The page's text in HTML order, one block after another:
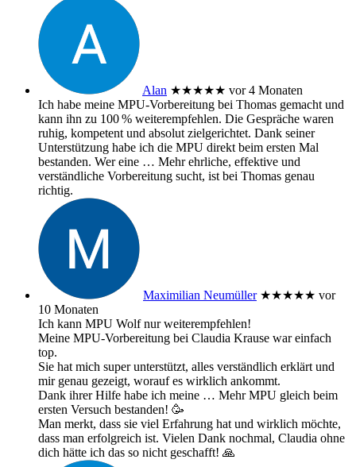
Alan ★★★★★ vor 4 Monaten
Ich habe meine MPU‑Vorbereitung bei Thomas gemacht und
kann ihn zu 100 % weiterempfehlen. Die Gespräche waren
ruhig, kompetent und absolut zielgerichtet. Dank seiner
Unterstützung habe ich die MPU direkt beim ersten Mal
bestanden. Wer eine … Mehrehrliche, effektive und
verständliche Vorbereitung sucht, ist bei Thomas genau
richtig.
Maximilian Neumüller ★★★★★ vor
10 Monaten
Ich kann MPU Wolf nur weiterempfehlen!
Meine MPU-Vorbereitung bei Claudia Krause war einfach
top.
Sie hat mich super unterstützt, alles verständlich erklärt und
mir genau gezeigt, worauf es wirklich ankommt.
Dank ihrer Hilfe habe ich meine … MehrMPU gleich beim
ersten Versuch bestanden! 🥳
Man merkt, dass sie viel Erfahrung hat und wirklich möchte,
dass man erfolgreich ist. Vielen Dank nochmal, Claudia ohne
dich hätte ich das so nicht geschafft! 🙏